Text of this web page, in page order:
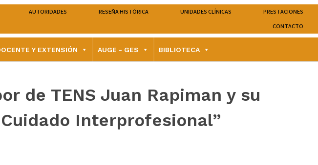
AUTORIDADES RESEÑA HISTÓRICA UNIDADES CLÍNICAS
PRESTACIONES
CONTACTO
Y EXTENSIÓN AUGE - GES BIBLIOTECA
de TENS Juan Rapiman y su
Interprofesional”